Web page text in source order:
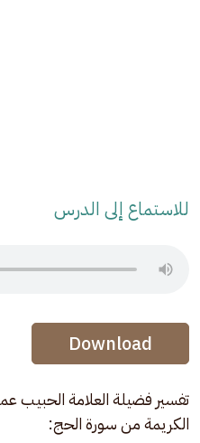
للاستماع إلى الدرس
Audio Stream
Audio Stream
Download
تفسير فضيلة العلامة الحبيب
الكريمة من سورة الحج: